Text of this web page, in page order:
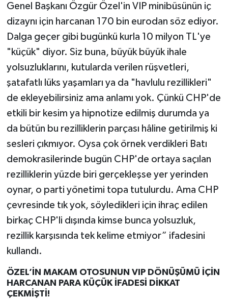
Genel Başkanı Özgür Özel'in VIP minibüsünün iç
dizaynı için harcanan 170 bin eurodan söz ediyor.
Dalga geçer gibi bugünkü kurla 10 milyon TL'ye
"küçük" diyor. Siz buna, büyük büyük ihale
yolsuzluklarını, kutularda verilen rüşvetleri,
şatafatlı lüks yaşamları ya da "havlulu rezillikleri"
de ekleyebilirsiniz ama anlamı yok. Çünkü CHP'de
etkili bir kesim ya hipnotize edilmiş durumda ya
da bütün bu rezilliklerin parçası hâline getirilmiş ki
sesleri çıkmıyor. Oysa çok örnek verdikleri Batı
demokrasilerinde bugün CHP'de ortaya saçılan
rezilliklerin yüzde biri gerçekleşse yer yerinden
oynar, o parti yönetimi topa tutulurdu. Ama CHP
çevresinde tık yok, söyledikleri için ihraç edilen
birkaç CHP'li dışında kimse bunca yolsuzluk,
rezillik karşısında tek kelime etmiyor” ifadesini
kullandı.
ÖZEL’İN MAKAM OTOSUNUN VIP DÖNÜŞÜMÜ İÇİN
HARCANAN PARA KÜÇÜK İFADESİ DİKKAT
ÇEKMİŞTİ!